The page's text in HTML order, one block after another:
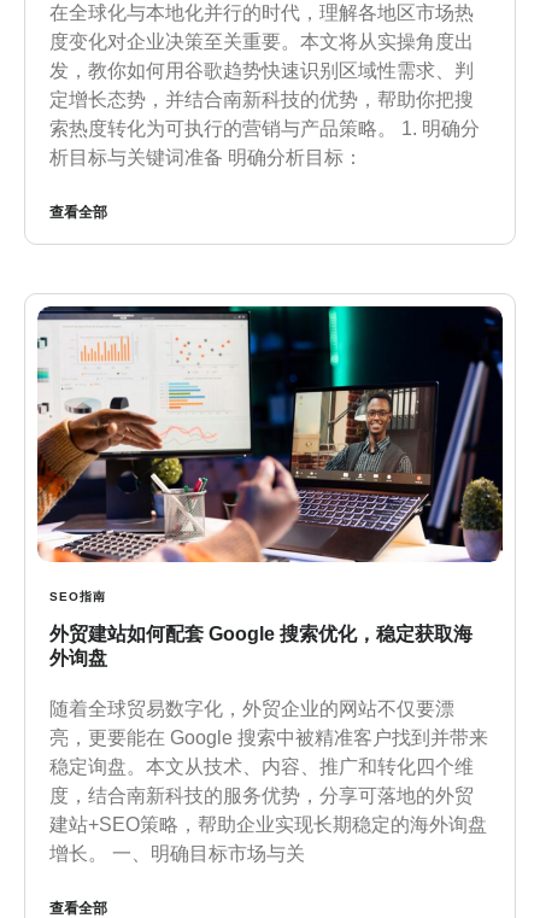
在全球化与本地化并行的时代，理解各地区市场热
度变化对企业决策至关重要。本文将从实操角度出
发，教你如何用谷歌趋势快速识别区域性需求、判
定增长态势，并结合南新科技的优势，帮助你把搜
索热度转化为可执行的营销与产品策略。 1. 明确分
析目标与关键词准备 明确分析目标：
查看全部
SEO指南
外贸建站如何配套 Google 搜索优化，稳定获取海
外询盘
随着全球贸易数字化，外贸企业的网站不仅要漂
亮，更要能在 Google 搜索中被精准客户找到并带来
稳定询盘。本文从技术、内容、推广和转化四个维
度，结合南新科技的服务优势，分享可落地的外贸
建站+SEO策略，帮助企业实现长期稳定的海外询盘
增长。 一、明确目标市场与关
查看全部